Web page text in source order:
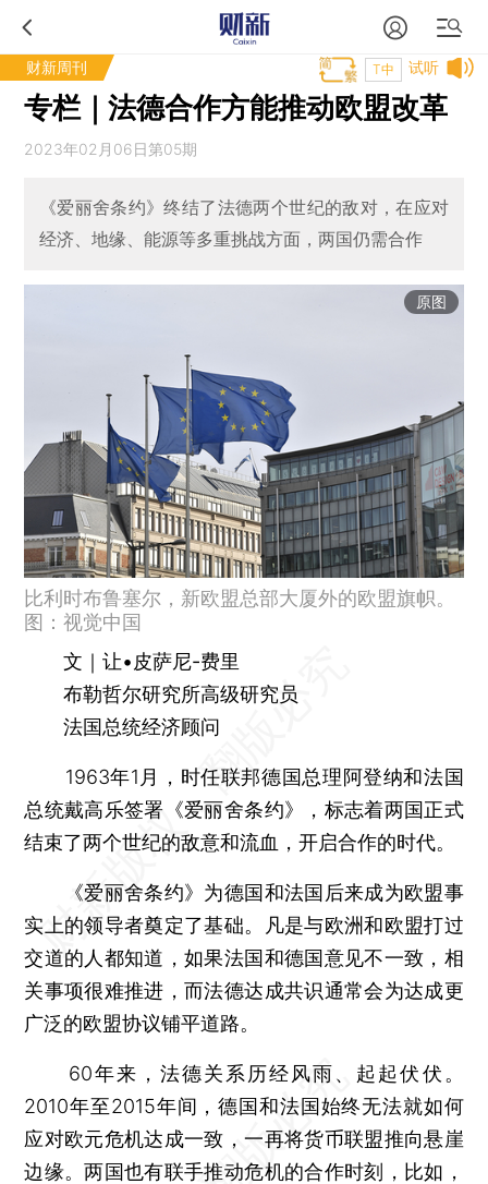
财新周刊 试听
T中
专栏｜法德合作方能推动欧盟改革
2023年02月06日第05期
《爱丽舍条约》终结了法德两个世纪的敌对，在应对
经济、地缘、能源等多重挑战方面，两国仍需合作
原图
比利时布鲁塞尔，新欧盟总部大厦外的欧盟旗帜。
图：视觉中国
文｜让•皮萨尼-费里
布勒哲尔研究所高级研究员
法国总统经济顾问
1963年1月，时任联邦德国总理阿登纳和法国
总统戴高乐签署《爱丽舍条约》，标志着两国正式
结束了两个世纪的敌意和流血，开启合作的时代。
《爱丽舍条约》为德国和法国后来成为欧盟事
实上的领导者奠定了基础。凡是与欧洲和欧盟打过
交道的人都知道，如果法国和德国意见不一致，相
关事项很难推进，而法德达成共识通常会为达成更
广泛的欧盟协议铺平道路。
60年来，法德关系历经风雨、起起伏伏。
2010年至2015年间，德国和法国始终无法就如何
应对欧元危机达成一致，一再将货币联盟推向悬崖
边缘。两国也有联手推动危机的合作时刻，比如，